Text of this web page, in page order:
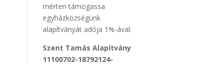
mérten támogassa
egyházközségünk
alapítványát adója 1%-ával:
Szent Tamás Alapítvány
11100702-18792124-